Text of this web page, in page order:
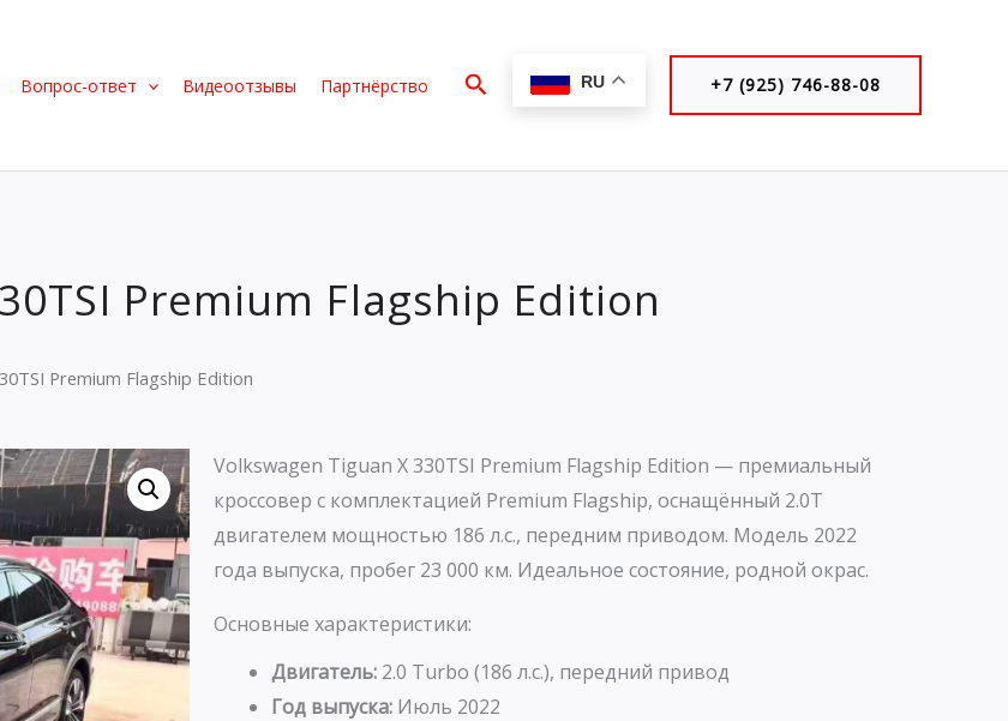
Вопрос-ответ Видеоотзывы Партнёрство Поиск RU +7 (925) 746-88-08
Premium Flagship Edition
Premium Flagship Edition
Volkswagen Tiguan X 330TSI Premium Flagship Edition — премиальный
кроссовер с комплектацией Premium Flagship, оснащённый 2.0T
двигателем мощностью 186 л.с., передним приводом. Модель 2022
года выпуска, пробег 23 000 км. Идеальное состояние, родной окрас.
Основные характеристики:
Двигатель: 2.0 Turbo (186 л.с.), передний привод
Год выпуска: Июль 2022